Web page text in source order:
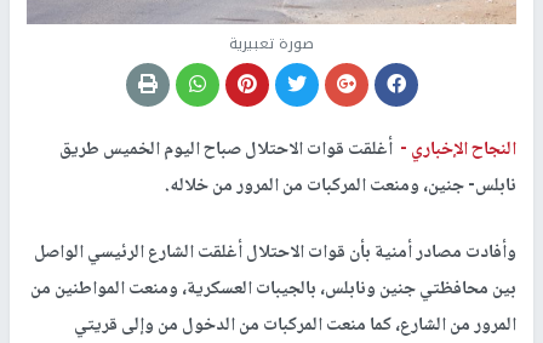
صورة تعبيرية
النجاح الإخباري - أغلقت قوات الاحتلال صباح اليوم الخميس طريق
نابلس- جنين، ومنعت المركبات من المرور من خلاله.
وأفادت مصادر أمنية بأن قوات الاحتلال أغلقت الشارع الرئيسي الواصل
بين محافظتي جنين ونابلس، بالجيبات العسكرية، ومنعت المواطنين من
المرور من الشارع، كما منعت المركبات من الدخول من وإلى قريتي